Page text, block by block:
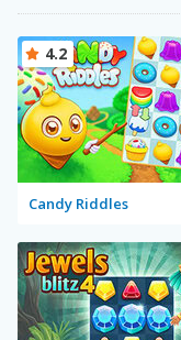
Candy Riddles
4.2